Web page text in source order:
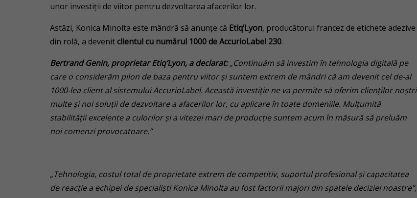
unor investiții de viitor pentru dezvoltarea afacerilor lor.
Astăzi, Konica Minolta este mândră să anunțe că Etiq’Lyon, producătorul francez de etichete adezive
din rolă, a devenitclientul cu numărul 1000 de AccurioLabel 230.
Bertrand Genin, proprietar Etiq’Lyon, a declarat:„Continuăm să investim în tehnologia digitală pe
care o considerăm pilon de baza pentru viitor și suntem extrem de mândri că am devenit cel de-al
1000-lea client al sistemului AccurioLabel. Această investiție ne va permite să oferim clienților noștri
multe și noi soluții de dezvoltare a afacerilor lor, cu aplicare în toate domeniile. Mulțumită
stabilității excelente a culorilor și a vitezei mari de producție suntem acum în măsură să preluăm
noi comenzi provocatoare.”
„Tehnologia, costul total de proprietate extrem de competitiv, suportul profesional și capacitatea
de reacție a echipei de specialiști Konica Minolta au fost factorii majori din spatele deciziei noastre”,